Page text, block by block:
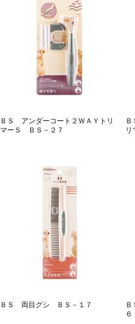
ＢＳ アンダーコート２ＷＡＹトリ
マーＳ ＢＳ－２７
ＢＳ 両目グシ ＢＳ－１７
６